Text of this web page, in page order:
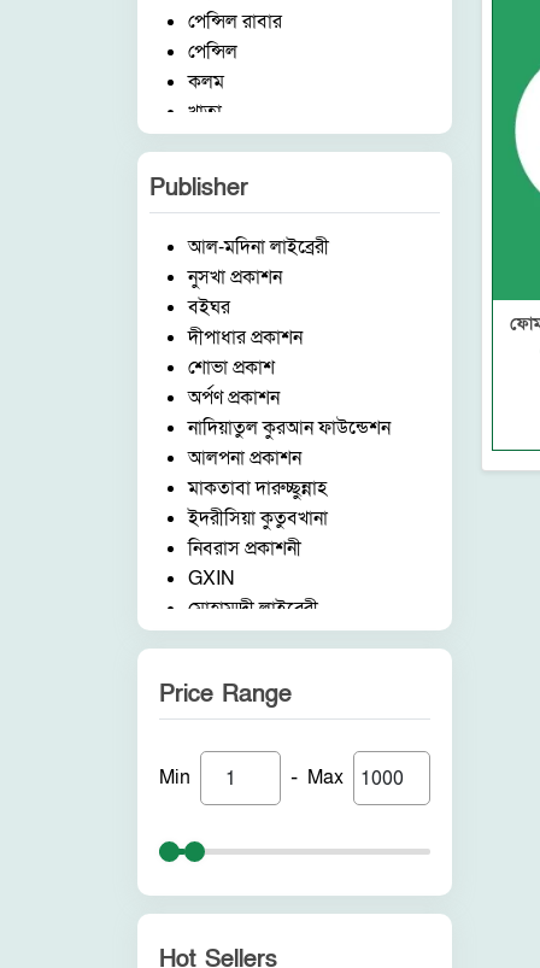
পেন্সিল রাবার
পেন্সিল
কলম
খাতা
Publisher
আল-মদিনা লাইব্রেরী
নুসখা প্রকাশন
বইঘর
দীপাধার প্রকাশন
শোভা প্রকাশ
অর্পণ প্রকাশন
নাদিয়াতুল কুরআন ফাউন্ডেশন
আলপনা প্রকাশন
মাকতাবা দারুচ্ছুন্নাহ
ইদরীসিয়া কুতুবখানা
নিবরাস প্রকাশনী
GXIN
মোহাম্মদী লাইব্রেরী
নাদিয়াতুল কুরআন ফাউন্ডেশন
আকীল পাবলিকেশন
নন ব্র্যান্ড
পুনরায় প্রকাশন
হাকীমুল উম্মত প্রকাশনী
সীরাহ প্রকাশ
Price Range
Min - Max
Hot Sellers